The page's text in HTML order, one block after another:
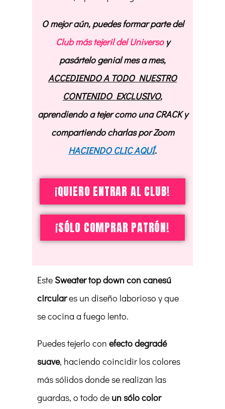
O mejor aún, puedes formar parte del
Club más tejeril del Universoy
pasártelo genial mes a mes,
ACCEDIENDO A TODO NUESTRO
CONTENIDO EXCLUSIVO,
aprendiendo a tejer como una CRACK y
compartiendo charlas por Zoom
HACIENDO CLIC AQUÍ.
¡QUIERO ENTRAR AL CLUB!
¡SÓLO COMPRAR PATRÓN!
EsteSweater top down con canesú
circulares un diseño laborioso y que
se cocina a fuego lento.
Puedes tejerlo con efecto degradé
suave, haciendo coincidir los colores
más sólidos donde se realizan las
guardas, o todo de un sólo color